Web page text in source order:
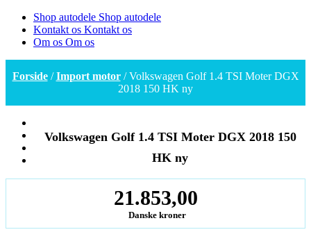
Shop autodele Shop autodele
Kontakt os Kontakt os
Om os Om os
Forside/Import motor/ Volkswagen Golf 1.4 TSI Moter DGX
2018 150 HK ny
Volkswagen Golf 1.4 TSI Moter DGX 2018 150
HK ny
21.853,00
Danske kroner